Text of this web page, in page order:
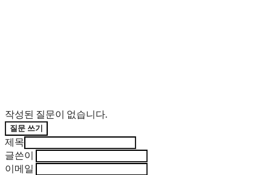
작성된 질문이 없습니다.
질문 쓰기
제목
글쓴이
이메일